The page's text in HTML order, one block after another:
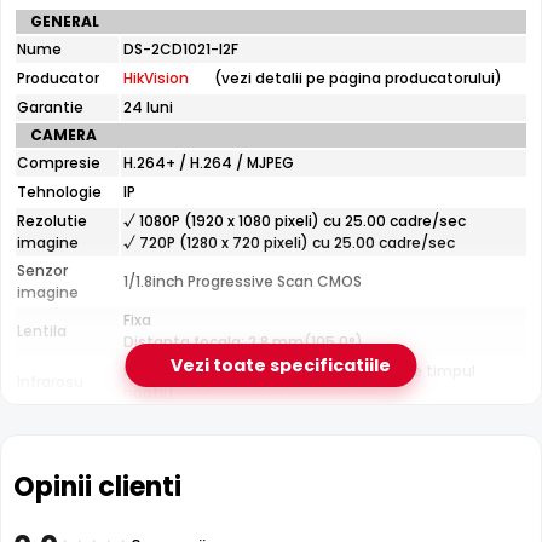
curtea si exteriorul casei; instalari profesionale cu
cablare UTP structurata.
Infrarosu 30m
HikVision DS-2CD1021-I2F dispune de iluminare infrarosu
cu raza de actiune de pana la30 metri
clara pe intuneric total. LED-urile IR sunt invizibile ochiului
uman si nu deranjeaza.
Specificatii
tehnice
HikVision
DS-
2CD1021-
I2F
GENERAL
Nume
DS-2CD1021-I2F
Producator
HikVision
(vezi detalii pe pagina producatorului)
Garantie
24 luni
CAMERA
Compresie
H.264+ / H.264 / MJPEG
Tehnologie
IP
Rezolutie
imagine
√ 1080P (1920 x 1080 pixeli) cu 25.00 cadre/sec
√ 720P (1280 x 720 pixeli) cu 25.00 cadre/sec
Senzor
imagine
1/1.8inch Progressive Scan CMOS
Lentila
Fixa
Distanta focala: 2.8 mm(105.0°)
Pana la 30 metri (pentru vizualizarea pe timpul
noptii)
Protectie
Exterior
Material
Vezi toate specificatiile
Opinii clienti